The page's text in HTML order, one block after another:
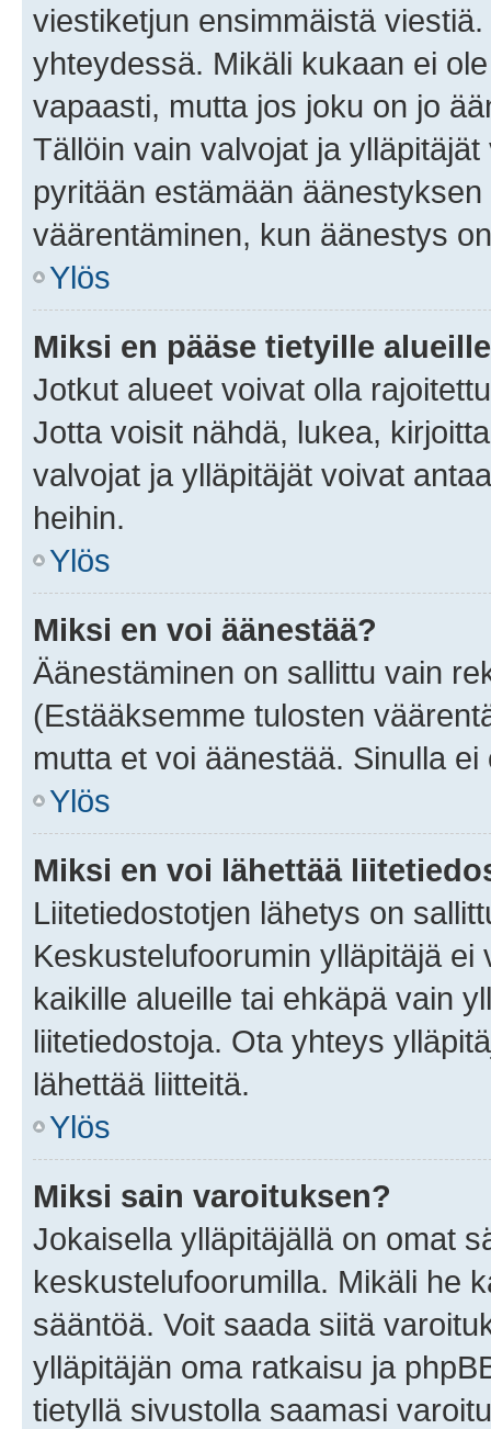
viestiketjun ensimmäistä
yhteydessä. Mikäli kukaan ei
vapaasti, mutta jos joku on jo
Tällöin vain valvojat ja
pyritään estämään
väärentäminen, kun äänestys
Ylös
Miksi en pääse tietyille
Jotkut alueet voivat olla
Jotta voisit nähdä, lukea,
valvojat ja ylläpitäjät voivat
heihin.
Ylös
Miksi en voi äänestää?
Äänestäminen on sallittu vain
(Estääksemme tulosten
mutta et voi äänestää. Sinulla
Ylös
Miksi en voi lähettää
Liitetiedostotjen lähetys on
Keskustelufoorumin ylläpitäjä
kaikille alueille tai ehkäpä vain
liitetiedostoja. Ota yhteys
lähettää liitteitä.
Ylös
Miksi sain varoituksen?
Jokaisella ylläpitäjällä on omat
keskustelufoorumilla. Mikäli he
sääntöä. Voit saada siitä
ylläpitäjän oma ratkaisu ja
tietyllä sivustolla saamasi